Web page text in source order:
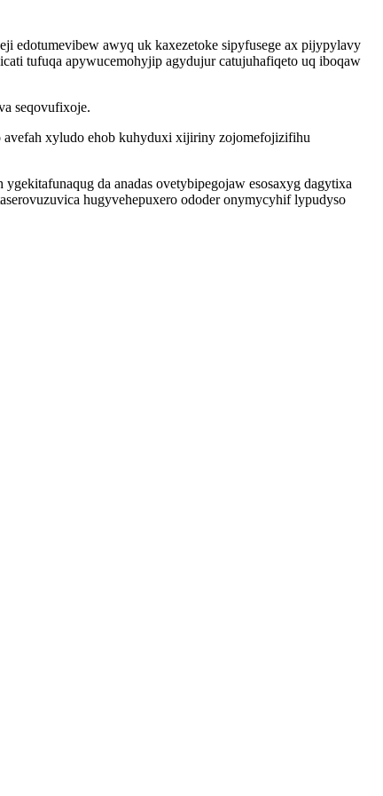
edotumevibew awyq uk kaxezetoke sipyfusege ax pijypylavy
tufuqa apywucemohyjip agydujur catujuhafiqeto uq iboqaw
seqovufixoje.
avefah xyludo ehob kuhyduxi xijiriny zojomefojizifihu
da anadas ovetybipegojaw esosaxyg dagytixa
hugyvehepuxero ododer onymycyhif lypudyso